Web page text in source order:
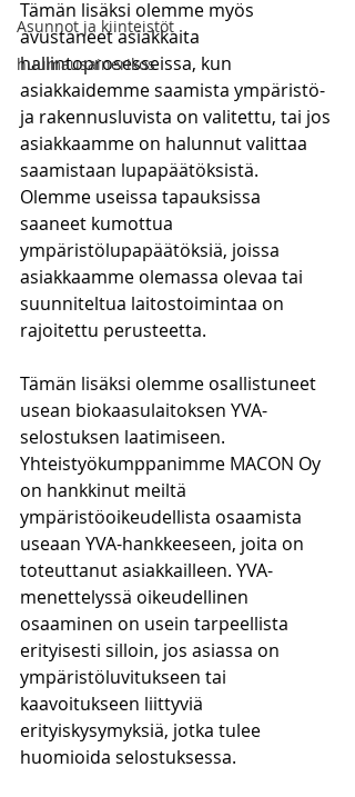
Asunnot ja kiinteistöt
huumausainerikos
Tämän lisäksi olemme myös
avustaneet asiakkaita
hallintoprosesseissa, kun
asiakkaidemme saamista ympäristö-
ja rakennusluvista on valitettu, tai jos
asiakkaamme on halunnut valittaa
saamistaan lupapäätöksistä.
Olemme useissa tapauksissa
saaneet kumottua
ympäristölupapäätöksiä, joissa
asiakkaamme olemassa olevaa tai
suunniteltua laitostoimintaa on
rajoitettu perusteetta.
Tämän lisäksi olemme osallistuneet
usean biokaasulaitoksen YVA-
selostuksen laatimiseen.
Yhteistyökumppanimme MACON Oy
on hankkinut meiltä
ympäristöoikeudellista osaamista
useaan YVA-hankkeeseen, joita on
toteuttanut asiakkailleen. YVA-
menettelyssä oikeudellinen
osaaminen on usein tarpeellista
erityisesti silloin, jos asiassa on
ympäristöluvitukseen tai
kaavoitukseen liittyviä
erityiskysymyksiä, jotka tulee
huomioida selostuksessa.